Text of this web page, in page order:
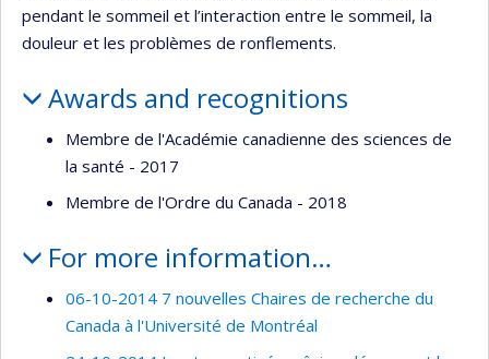
pendant le sommeil et l’interaction entre le sommeil, la
douleur et les problèmes de ronflements.
Awards and recognitions
Membre de l'Académie canadienne des sciences de
la santé - 2017
Membre de l'Ordre du Canada - 2018
For more information…
06-10-2014 7 nouvelles Chaires de recherche du
Canada à l'Université de Montréal